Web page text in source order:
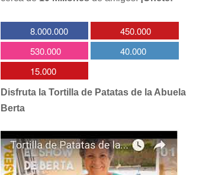
8.000.000
450.000
530.000
40.000
15.000
Disfruta la Tortilla de Patatas de la Abuela
Berta